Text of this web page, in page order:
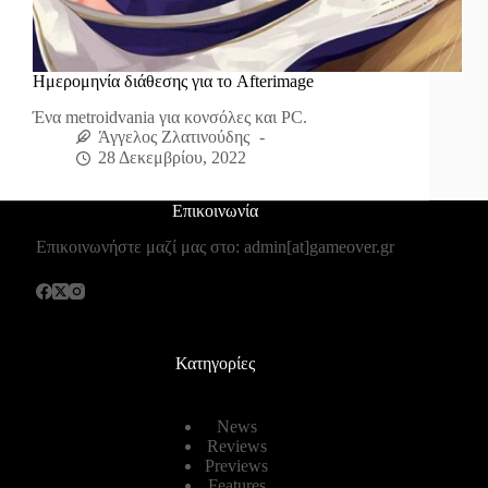
Ημερομηνία διάθεσης για το Afterimage
Ένα metroidvania για κονσόλες και PC.
Άγγελος Ζλατινούδης
28 Δεκεμβρίου, 2022
Επικοινωνία
Επικοινωνήστε μαζί μας στο: admin[at]gameover.gr
Κατηγορίες
News
Reviews
Previews